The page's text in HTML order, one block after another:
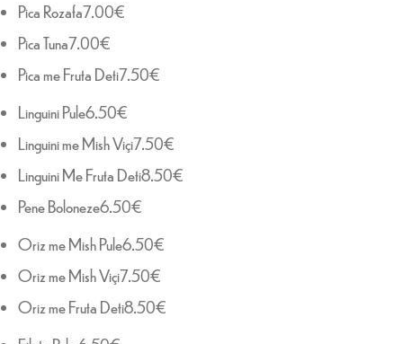
Pica Rozafa7.00€
Pica Tuna7.00€
Pica me Fruta Deti7.50€
Linguini Pule6.50€
Linguini me Mish Viçi7.50€
Linguini Me Fruta Deti8.50€
Pene Boloneze6.50€
Oriz me Mish Pule6.50€
Oriz me Mish Viçi7.50€
Oriz me Fruta Deti8.50€